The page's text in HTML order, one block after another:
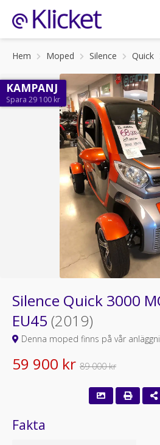
Hem Moped Silence Quick
KAMPANJ
Spara 29 100 kr
Silence Quick 3000
EU45 (2019)
Denna moped finns på vår
59 900 kr 89 000 kr
Fakta